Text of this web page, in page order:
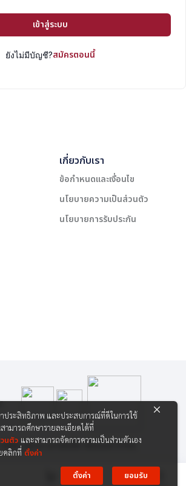
เข้าสู่ระบบ
ยังไม่มีบัญชี?สมัครตอนนี้
เกี่ยวกับเรา
ข้อกำหนดและเงื่อนไข
นโยบายความเป็นส่วนตัว
นโยบายการรับประกัน
ริษัท สยาม เคาเซิลลิ่ง เซ็นเตอร์ จำกัด
ประสิทธิภาพ และประสบการณ์ที่ดีในการใช้
ามารถศึกษารายละเอียดได้ที่
นตัว และสามารถจัดการความเป็นส่วนตัวเอง
คลิกที่ ตั้งค่า
ตั้งค่า
ยอมรับ